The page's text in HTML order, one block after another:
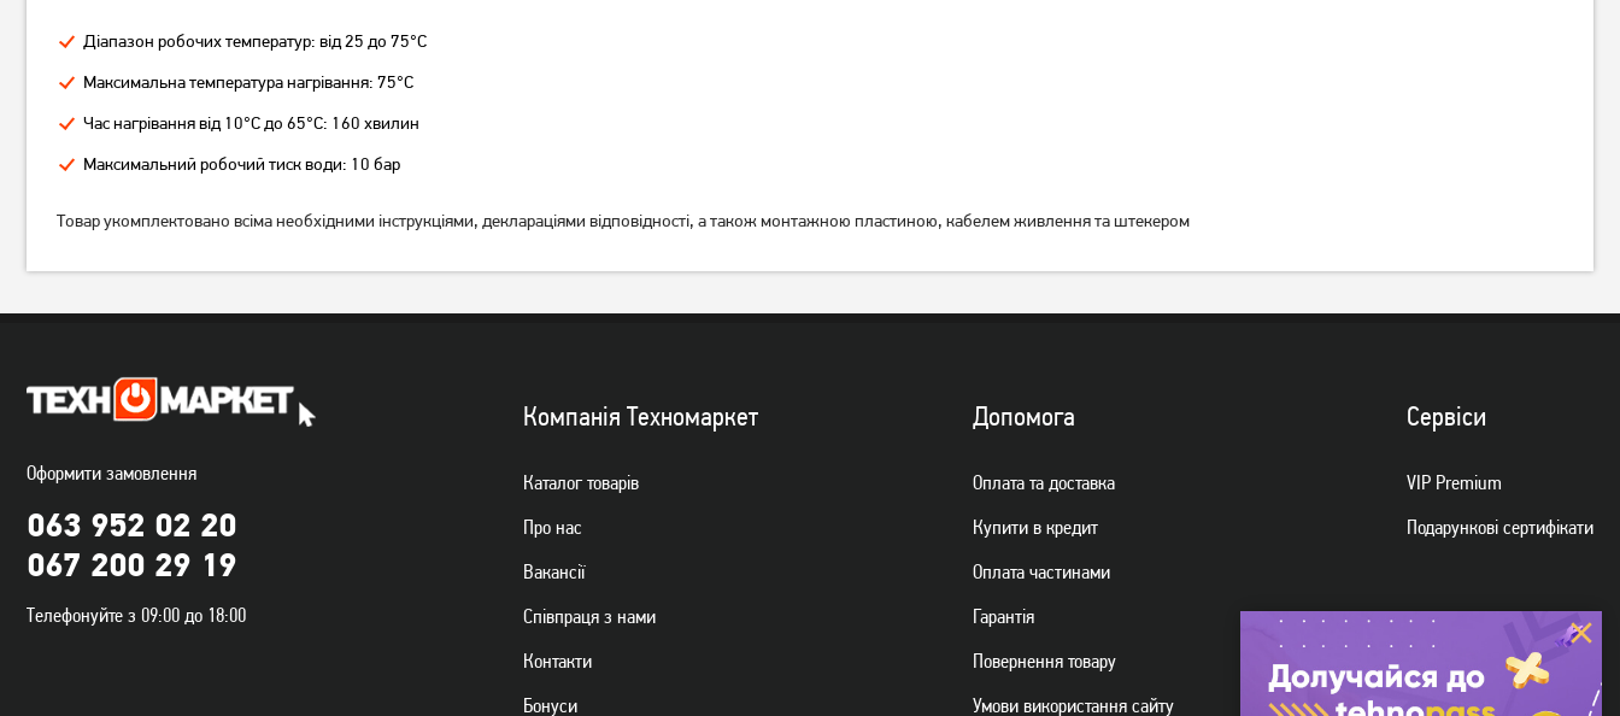
Діапазон робочих температур: від 25 до 75°C
Максимальна температура нагрівання: 75°C
Час нагрівання від 10°C до 65°C: 160 хвилин
Максимальний робочий тиск води: 10 бар
Товар укомплектовано всіма необхідними інструкціями, деклараціями відповідності, а також монтажною пластиною, кабелем живлення та штекером
Оформити замовлення
063 952 02 20
067 200 29 19
Телефонуйте з 09:00 до 18:00
Компанiя Техномаркет
Каталог товарiв
Про нас
Вакансії
Спiвпраця з нами
Контакти
Бонуси
Допомога
Оплата та доставка
Купити в кредит
Оплата частинами
Гарантiя
Повернення товару
Умови використання сайту
Сервiси
VIP Premium
Подарункові сертифікати